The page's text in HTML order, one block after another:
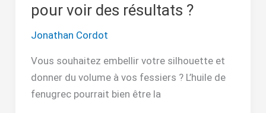
pour voir des résultats ?
Jonathan Cordot
Vous souhaitez embellir votre silhouette et
donner du volume à vos fessiers ? L’huile de
fenugrec pourrait bien être la
résultats